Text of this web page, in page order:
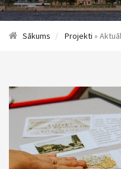
Sākums Projekti »